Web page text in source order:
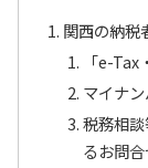
関西の納税
「e-
マイナ
税務相
るお問